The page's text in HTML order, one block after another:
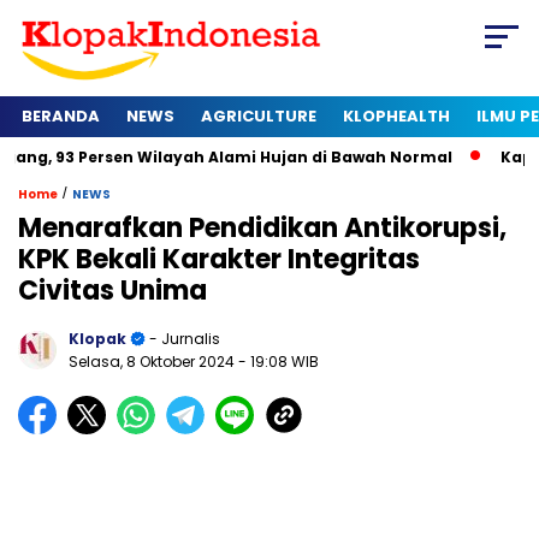
BERANDA NEWS AGRICULTURE KLOPHEALTH ILMU
Wilayah Alami Hujan di Bawah Normal Kapan Sertifikat
Home / NEWS
Menarafkan Pendidikan Antikorupsi,
KPK Bekali Karakter Integritas
Civitas Unima
Klopak
- Jurnalis
Selasa, 8 Oktober 2024- 19:08 WIB